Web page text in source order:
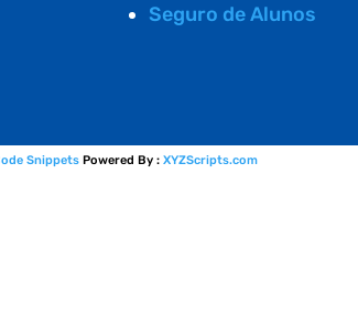
Seguro de Alunos
Snippets Powered By : XYZScripts.com